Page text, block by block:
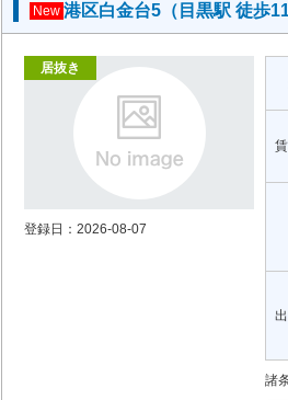
New 港区白金台5（目黒駅 徒歩
居抜き
登録日：2026-08-07
諸